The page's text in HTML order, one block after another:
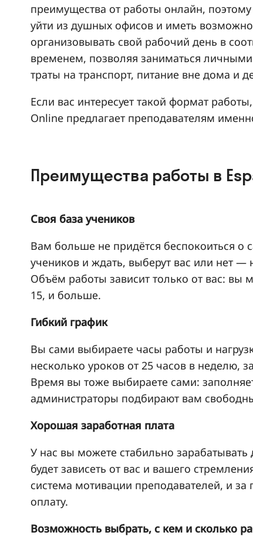
преимущества от работы онлайн,
уйти из душных офисов и иметь
организовывать свой рабочий день в
временем, позволяя заниматься
траты на транспорт, питание вне дома и
Если вас интересует такой формат
Online предлагает преподавателям
Преимущества работы в
Своя база учеников
Вам больше не придётся беспокоиться о
учеников и ждать, выберут вас или нет
Объём работы зависит только от вас: вы
15, и больше.
Гибкий график
Вы сами выбираете часы работы и
несколько уроков от 25 часов в неделю,
Время вы тоже выбираете сами:
администраторы подбирают вам
Хорошая заработная плата
У нас вы можете стабильно
будет зависеть от вас и вашего
система мотивации преподавателей, и
оплату.
Возможность выбрать, с кем и сколько